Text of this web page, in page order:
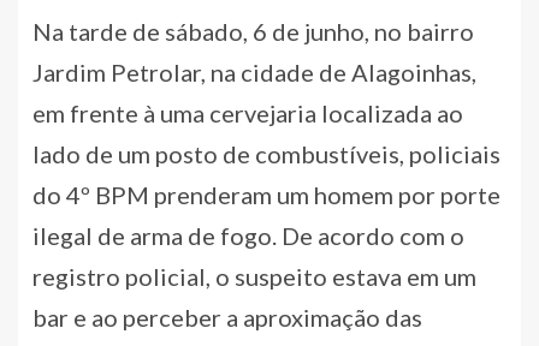
Na tarde de sábado, 6 de junho, no bairro
Jardim Petrolar, na cidade de Alagoinhas,
em frente à uma cervejaria localizada ao
lado de um posto de combustíveis, policiais
do 4º BPM prenderam um homem por porte
ilegal de arma de fogo. De acordo com o
registro policial, o suspeito estava em um
bar e ao perceber a aproximação das